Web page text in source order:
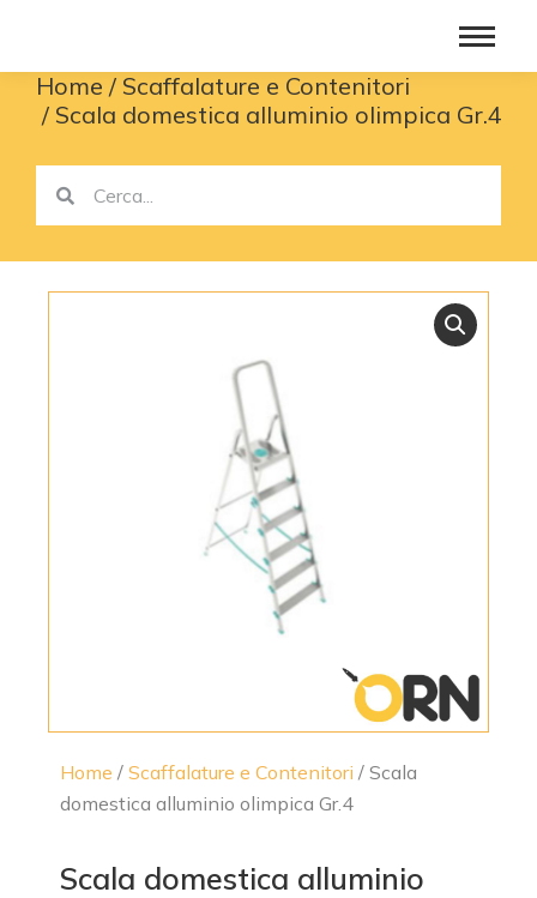
You are here:
Home
Scaffalature e Contenitori
Scala domestica alluminio olimpica Gr.4
Home / Scaffalature e Contenitori / Scala
domestica alluminio olimpica Gr.4
Scala domestica alluminio